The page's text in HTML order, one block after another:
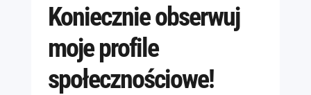
Koniecznie obserwuj
moje profile
społecznościowe!